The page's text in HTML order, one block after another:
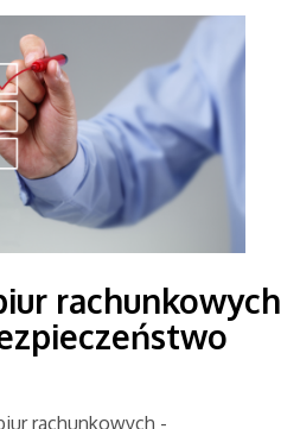
rachunkowych
rachunkowych -